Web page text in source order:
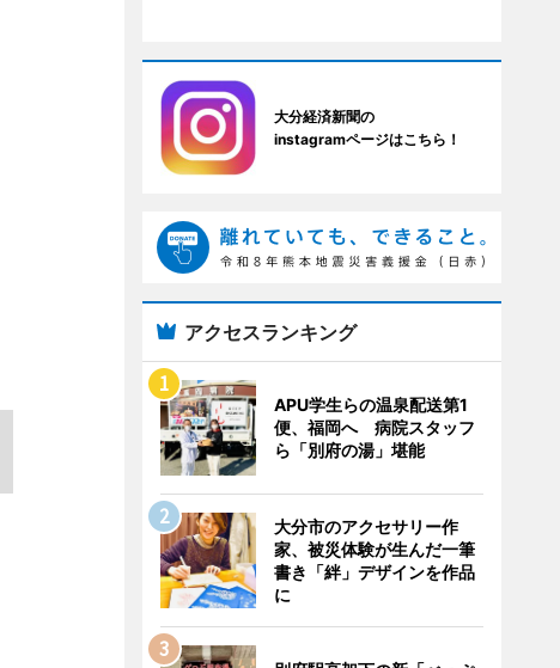
大分経済新聞の
instagramページはこちら！
アクセスランキング
APU学生らの温泉配送第1
便、福岡へ 病院スタッフ
ら「別府の湯」堪能
大分市のアクセサリー作
家、被災体験が生んだ一筆
書き「絆」デザインを作品
に